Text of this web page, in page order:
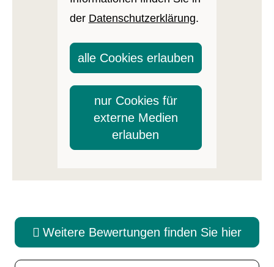
der Datenschutzerklärung.
alle Cookies erlauben
nur Cookies für
externe Medien
erlauben
Weitere Bewertungen finden Sie hier